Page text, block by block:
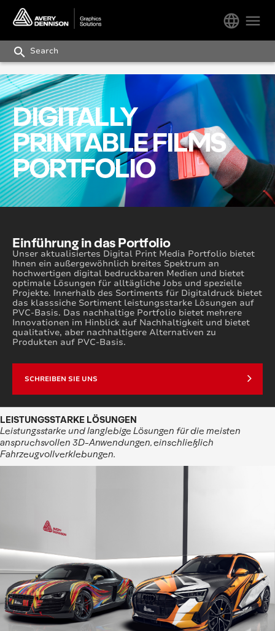
menu
language
search
DIGITALLY
PRINTABLE FILMS
PORTFOLIO
Einführung in das Portfolio
Unser aktualisiertes Digital Print Media Portfolio bietet
Ihnen ein außergewöhnlich breites Spektrum an
hochwertigen digital bedruckbaren Medien und bietet
optimale Lösungen für alltägliche Jobs und spezielle
Projekte. Innerhalb des Sortiments für Digitaldruck bietet
das klasssiche Sortiment leistungsstarke Lösungen auf
PVC-Basis. Das nachhaltige Portfolio bietet mehrere
Innovationen im Hinblick auf Nachhaltigkeit und bietet
qualitative, aber nachhaltigere Alternativen zu
Produkten auf PVC-Basis.
SCHREIBEN SIE UNS
LEISTUNGSSTARKE LÖSUNGEN
Leistungsstarke und langlebige Lösungen für die meisten
anspruchsvollen 3D-Anwendungen, einschließlich
Fahrzeugvollverklebungen.